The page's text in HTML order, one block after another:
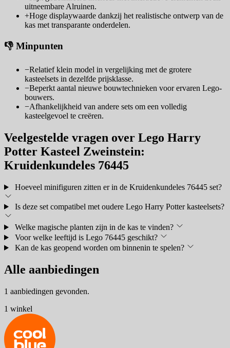
uitneembare Alruinen.
+Hoge displaywaarde dankzij het realistische ontwerp van de
kas met transparante onderdelen.
👎 Minpunten
−Relatief klein model in vergelijking met de grotere
kasteelsets in dezelfde prijsklasse.
−Beperkt aantal nieuwe bouwtechnieken voor ervaren Lego-
bouwers.
−Afhankelijkheid van andere sets om een volledig
kasteelgevoel te creëren.
Veelgestelde vragen over Lego Harry
Potter Kasteel Zweinstein:
Kruidenkundeles 76445
Hoeveel minifiguren zitten er in de Kruidenkundeles 76445 set?
Is deze set compatibel met oudere Lego Harry Potter kasteelsets?
Welke magische planten zijn in de kas te vinden?
Voor welke leeftijd is Lego 76445 geschikt?
Kan de kas geopend worden om binnenin te spelen?
Alle aanbiedingen
1 aanbiedingen gevonden.
1 winkel